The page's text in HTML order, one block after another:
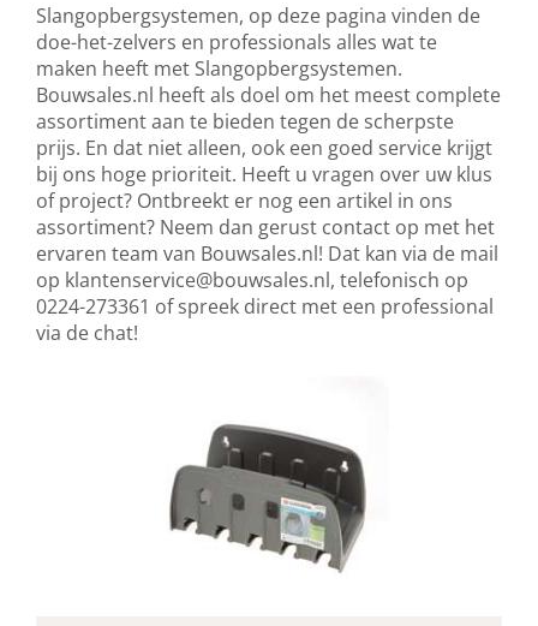
Slangopbergsystemen, op deze pagina vinden de
doe-het-zelvers en professionals alles wat te
maken heeft met Slangopbergsystemen.
Bouwsales.nl heeft als doel om het meest complete
assortiment aan te bieden tegen de scherpste
prijs. En dat niet alleen, ook een goed service krijgt
bij ons hoge prioriteit. Heeft u vragen over uw klus
of project? Ontbreekt er nog een artikel in ons
assortiment? Neem dan gerust contact op met het
ervaren team van Bouwsales.nl! Dat kan via de mail
op klantenservice@bouwsales.nl, telefonisch op
0224-273361 of spreek direct met een professional
via de chat!